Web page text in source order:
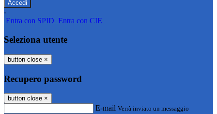
-
Entra con SPID Entra con CIE
Seleziona utente
button close ×
Recupero password
button close ×
E-mail Verrà inviato un messaggio